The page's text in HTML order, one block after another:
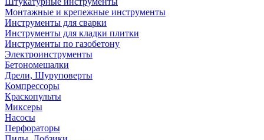
Монтажные и крепежные инструменты
Инструменты для сварки
Инструменты для кладки плитки
Инструменты по газобетону
Электроинструменты
Бетономешалки
Дрели, Шуруповерты
Компрессоры
Краскопульты
Миксеры
Насосы
Перфораторы